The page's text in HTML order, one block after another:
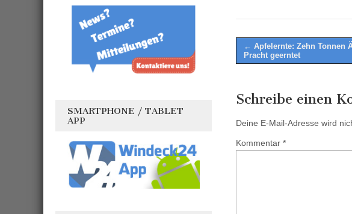
Post
navigation
← Apfelernte: Zehn Tonnen
Pracht geerntet
Schreibe einen
Deine E-Mail-Adresse wird
Kommentar *
SMARTPHONE / TABLET
APP